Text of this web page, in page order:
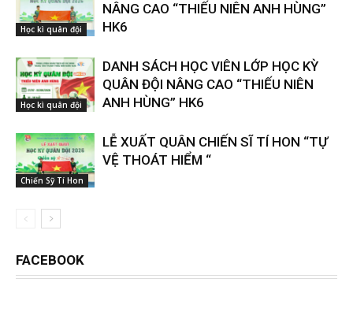
Học kì quân đội
NÂNG CAO “THIẾU NIÊN ANH HÙNG”
HK6
Học kì quân đội
DANH SÁCH HỌC VIÊN LỚP HỌC KỲ
QUÂN ĐỘI NÂNG CAO “THIẾU NIÊN
ANH HÙNG” HK6
Chiến Sỹ Tí Hon
LỄ XUẤT QUÂN CHIẾN SĨ TÍ HON “TỰ
VỆ THOÁT HIỂM “
FACEBOOK